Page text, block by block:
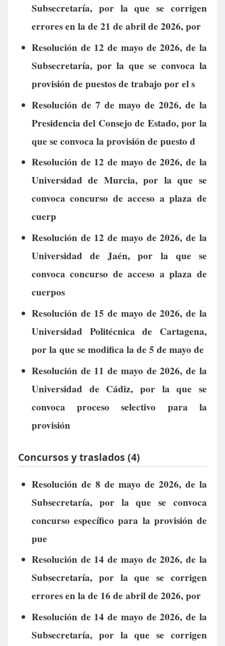
Subsecretaría, por la que se corrigen
errores en la de 21 de abril de 2026, por
Resolución de 12 de mayo de 2026, de la
Subsecretaría, por la que se convoca la
provisión de puestos de trabajo por el s
Resolución de 7 de mayo de 2026, de la
Presidencia del Consejo de Estado, por la
que se convoca la provisión de puesto d
Resolución de 12 de mayo de 2026, de la
Universidad de Murcia, por la que se
convoca concurso de acceso a plaza de
cuerp
Resolución de 12 de mayo de 2026, de la
Universidad de Jaén, por la que se
convoca concurso de acceso a plaza de
cuerpos
Resolución de 15 de mayo de 2026, de la
Universidad Politécnica de Cartagena,
por la que se modifica la de 5 de mayo de
Resolución de 11 de mayo de 2026, de la
Universidad de Cádiz, por la que se
convoca proceso selectivo para la
provisión
Concursos y traslados (4)
Resolución de 8 de mayo de 2026, de la
Subsecretaría, por la que se convoca
concurso específico para la provisión de
pue
Resolución de 14 de mayo de 2026, de la
Subsecretaría, por la que se corrigen
errores en la de 16 de abril de 2026, por
Resolución de 14 de mayo de 2026, de la
Subsecretaría, por la que se corrigen